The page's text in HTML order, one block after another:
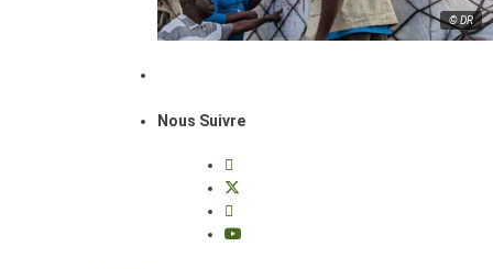
© DR
Nous Suivre